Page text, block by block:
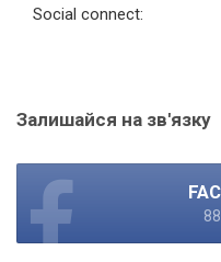
Social connect:
Залишайся на зв'язку